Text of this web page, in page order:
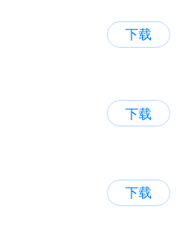
下载
下载
下载